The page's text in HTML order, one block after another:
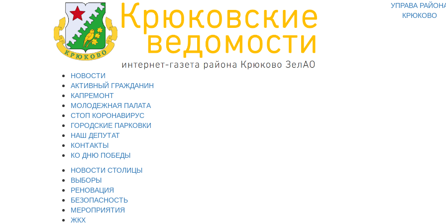
УПРАВА
КРЮКОВО
НОВОСТИ
АКТИВНЫЙ ГРАЖДАНИН
КАПРЕМОНТ
МОЛОДЕЖНАЯ ПАЛАТА
СТОП КОРОНАВИРУС
ГОРОДСКИЕ ПАРКОВКИ
НАШ ДЕПУТАТ
КОНТАКТЫ
КО ДНЮ ПОБЕДЫ
НОВОСТИ СТОЛИЦЫ
ВЫБОРЫ
РЕНОВАЦИЯ
БЕЗОПАСНОСТЬ
МЕРОПРИЯТИЯ
ЖКХ